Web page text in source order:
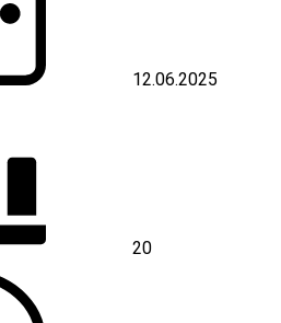
12.06.2025
20